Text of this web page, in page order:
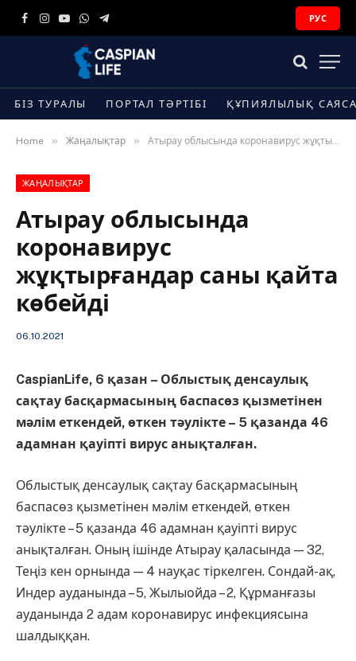
Facebook
Instagram
YouTube
WhatsApp
Telegram
РУС
БІЗ ТУРАЛЫ ПОРТАЛ ТӘРТІБІ ҚҰПИЯЛЫЛЫҚ
Home » Жаңалықтар » Атырау облысында коронавирус жұқтырғандар саны қайта көбейді
ЖАҢАЛЫҚТАР
Атырау облысында
коронавирус
жұқтырғандар саны қайта
көбейді
06.10.2021
CaspianLife, 6 қазан – Облыстық денсаулық
сақтау басқармасының баспасөз қызметінен
мәлім еткендей, өткен тәулікте – 5 қазанда 46
адамнан қауіпті вирус анықталған.
Облыстық денсаулық сақтау басқармасының
баспасөз қызметінен мәлім еткендей, өткен
тәулікте – 5 қазанда 46 адамнан қауіпті вирус
анықталған. Оның ішінде Атырау қаласында — 32,
Теңіз кен орнында — 4 науқас тіркелген. Сондай-ақ,
Индер ауданында – 5, Жылыойда – 2, Құрманғазы
ауданында 2 адам коронавирус инфекциясына
шалдыққан.